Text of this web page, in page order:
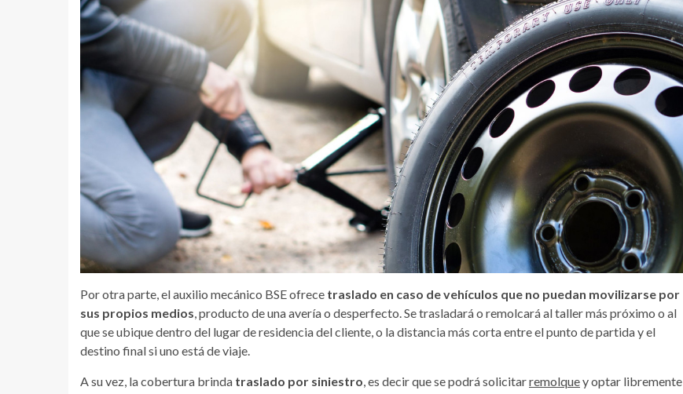
Por otra parte, el auxilio mecánico BSE ofrece traslado en caso de vehículos que no puedan movilizarse por
sus propios medios, producto de una avería o desperfecto. Se trasladará o remolcará al taller más próximo o al
que se ubique dentro del lugar de residencia del cliente, o la distancia más corta entre el punto de partida y el
destino final si uno está de viaje.
A su vez, la cobertura brinda traslado por siniestro, es decir que se podrá solicitarremolquey optar libremente